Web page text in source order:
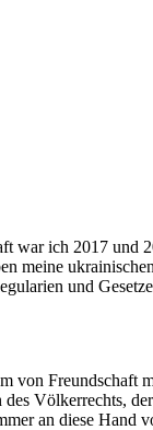
war ich 2017 und
meine
und
von Freundschaft
Völkerrechts,
an diese Hand